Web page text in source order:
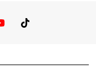
You TubeTikTok